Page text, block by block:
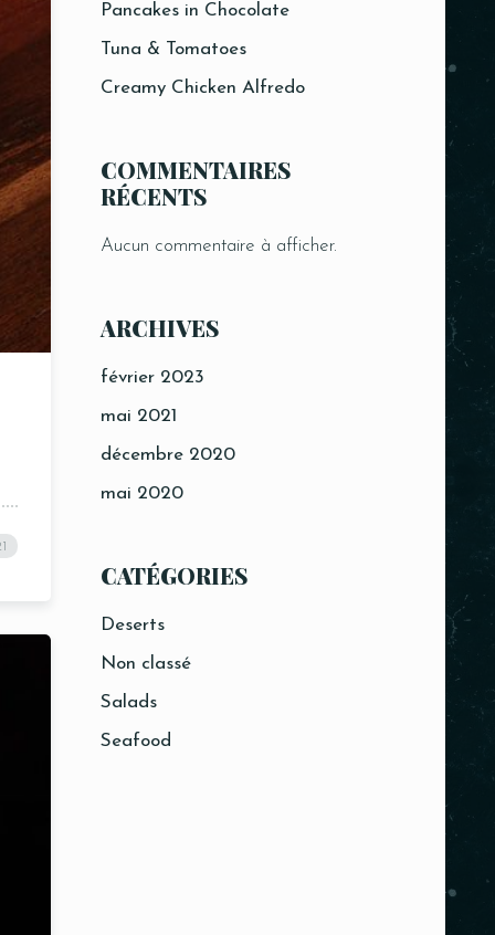
Pancakes in Chocolate
Tuna & Tomatoes
Creamy Chicken Alfredo
COMMENTAIRES
RÉCENTS
Aucun commentaire à afficher.
ARCHIVES
février 2023
mai 2021
décembre 2020
mai 2020
CATÉGORIES
Deserts
Non classé
Salads
Seafood